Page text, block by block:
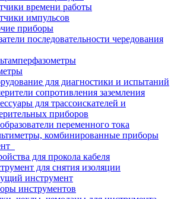
времени работы
импульсов
приборы
последовательности чередования
для диагностики и испытаний
сопротивления заземления
для трассоискателей и
приборов
переменного тока
комбинированные приборы
для прокола кабеля
для снятия изоляции
инструмент
инструментов